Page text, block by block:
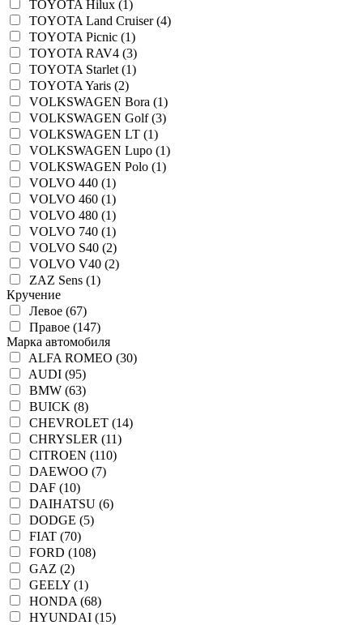
TOYOTA Hilux (1)
TOYOTA Land Cruiser (4)
TOYOTA Picnic (1)
TOYOTA RAV4 (3)
TOYOTA Starlet (1)
TOYOTA Yaris (2)
VOLKSWAGEN Bora (1)
VOLKSWAGEN Golf (3)
VOLKSWAGEN LT (1)
VOLKSWAGEN Lupo (1)
VOLKSWAGEN Polo (1)
VOLVO 440 (1)
VOLVO 460 (1)
VOLVO 480 (1)
VOLVO 740 (1)
VOLVO S40 (2)
VOLVO V40 (2)
ZAZ Sens (1)
Кручение
Левое (67)
Правое (147)
Марка автомобиля
ALFA ROMEO (30)
AUDI (95)
BMW (63)
BUICK (8)
CHEVROLET (14)
CHRYSLER (11)
CITROEN (110)
DAEWOO (7)
DAF (10)
DAIHATSU (6)
DODGE (5)
FIAT (70)
FORD (108)
GAZ (2)
GEELY (1)
HONDA (68)
HYUNDAI (15)